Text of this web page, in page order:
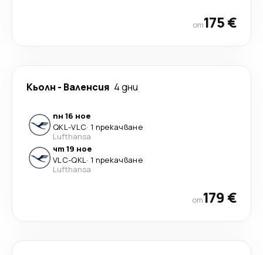
от175 €
Кьолн - Валенсия 4 дни
пн 16 ное
QKL-VLC· 1 прекачване
Lufthansa
чт 19 ное
VLC-QKL· 1 прекачване
Lufthansa
от179 €